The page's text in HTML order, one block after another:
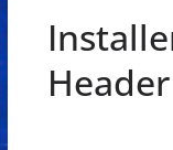
Header